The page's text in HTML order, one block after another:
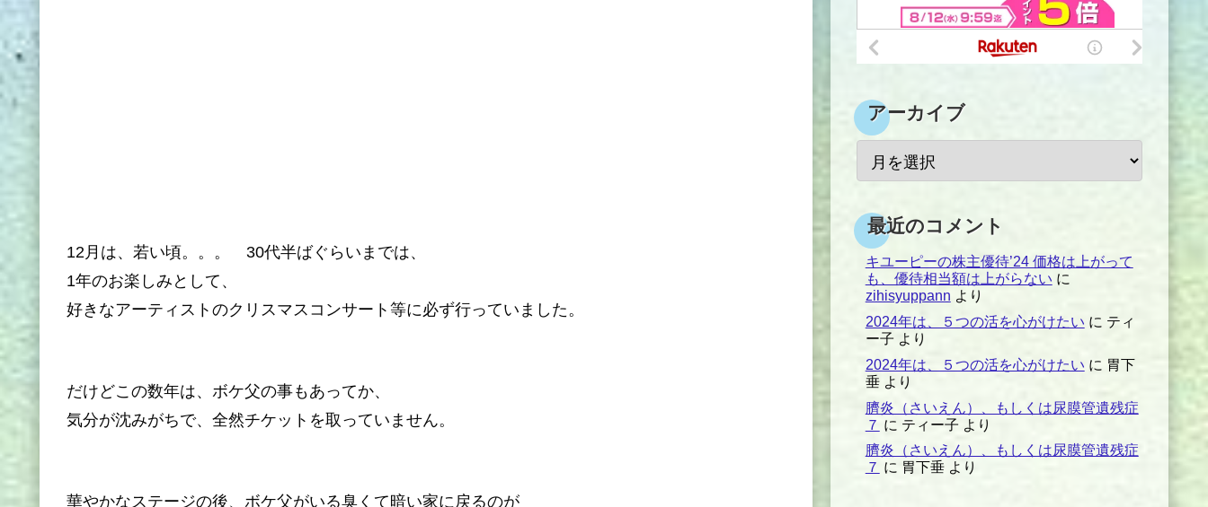
12月は、若い頃。。。 30代半ばぐらいまでは、
1年のお楽しみとして、
好きなアーティストのクリスマスコンサート等に必ず行っていました。
だけどこの数年は、ボケ父の事もあってか、
気分が沈みがちで、全然チケットを取っていません。
華やかなステージの後、ボケ父がいる臭くて暗い家に戻るのが
アーカイブ
最近のコメント
キユーピーの株主優待’24 価格は上がって
も、優待相当額は上がらない に
zihisyuppann より
2024年は、５つの活を心がけたい に ティ
ー子 より
2024年は、５つの活を心がけたい に 胃下
垂より
臍炎（さいえん）、もしくは尿膜管遺残症
７ に ティー子 より
臍炎（さいえん）、もしくは尿膜管遺残症
７ に 胃下垂より